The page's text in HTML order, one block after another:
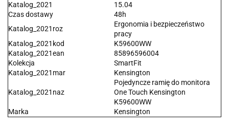
Katalog_2021
15.04
Czas dostawy
48h
Katalog_2021roz
Ergonomia i bezpieczeństwo
pracy
Katalog_2021kod
K59600WW
Katalog_2021ean
85896596004
Kolekcja
SmartFit
Katalog_2021mar
Kensington
Katalog_2021naz
Pojedyncze ramię do monitora
One Touch Kensington
K59600WW
Marka
Kensington